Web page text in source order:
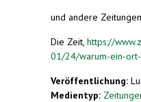
und andere
Die Zeit, https://
01/24/warum-ein-
Veröffentlichung:
Medientyp: